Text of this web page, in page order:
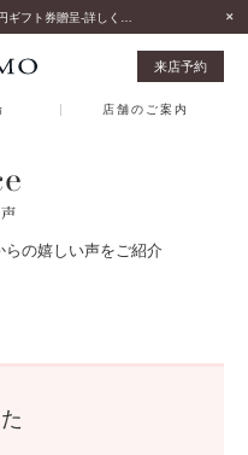
来店予約
店舗のご案内
の嬉しい声をご紹介